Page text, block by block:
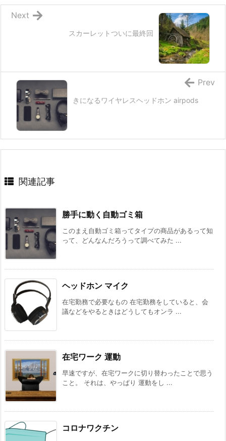
スカーレットついに最終回
Next
きになるワイヤレスヘッドホン airpods
Prev
関連記事
勝手に動く自動ゴミ箱
このまえ自動ゴミ箱ってタイプの商品があるって知
って、どんなんだろうって調べてみた ...
ヘッドホン マイク
在宅勤務で必要なもの 在宅勤務をしていると、会
議などをやるときはどうしてもオンラ ...
在宅ワーク 運動
早速ですが、在宅ワークに切り替わったことで思う
こと。 それは、やっぱり 運動をし ...
コロナワクチン